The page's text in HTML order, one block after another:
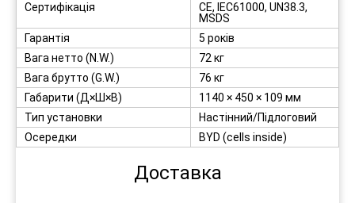
Сертифікація
CE, IEC61000, UN38.3,
MSDS
Гарантія
5 років
Вага нетто (N.W.)
72 кг
Вага брутто (G.W.)
76 кг
Габарити (Д×Ш×В)
1140 × 450 × 109 мм
Тип установки
Настінний/Підлоговий
Осередки
BYD (cells inside)
Доставка